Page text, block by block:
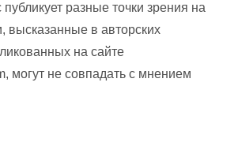
разные точки зрения на
высказанные в авторских
на сайте
могут не совпадать с мнением